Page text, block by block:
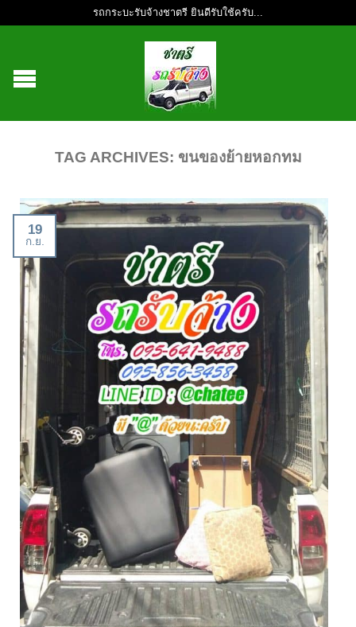
รถกระบะรับจ้างชาตรี ยินดีรับใช้ครับ...
TAG ARCHIVES: ขนของย้ายหอกทม
19
ก.ย.